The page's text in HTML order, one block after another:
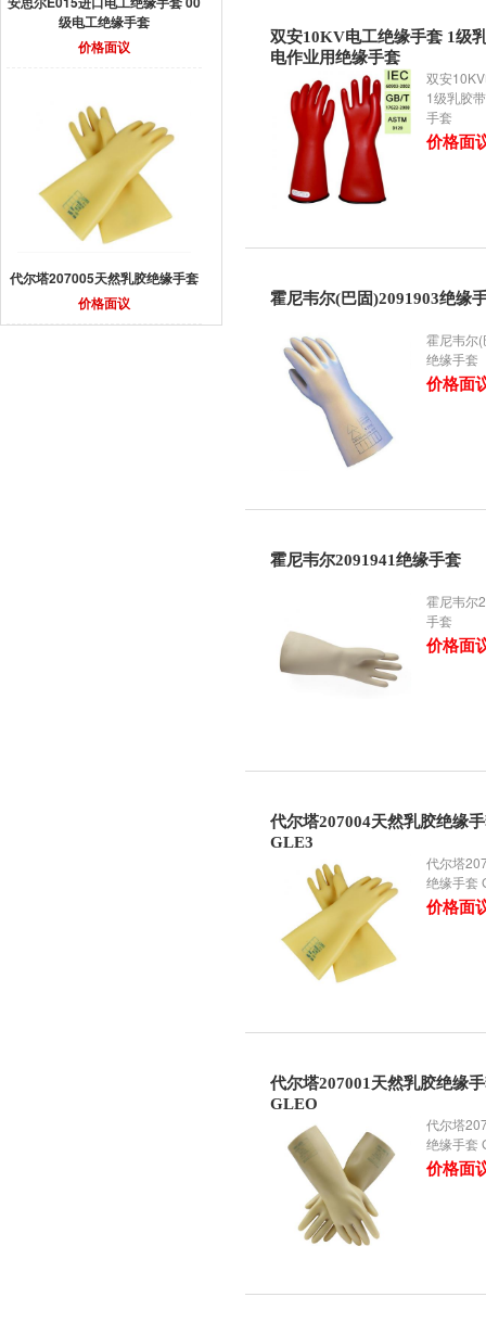
级电工绝缘手套
价格面议
代尔塔207005天然乳胶绝缘手套
价格面议
双安10KV电工绝缘手套 1级
电作业用绝缘手套
双安
1级乳胶
手套
价格面
霍尼韦尔(巴固)2091903绝缘
霍尼韦尔
绝缘手套
价格面
霍尼韦尔2091941绝缘手套
霍尼韦尔
手套
价格面
代尔塔207004天然乳胶绝缘
GLE3
代尔塔
绝缘手套
价格面
代尔塔207001天然乳胶绝缘
GLEO
代尔塔
绝缘手套
价格面